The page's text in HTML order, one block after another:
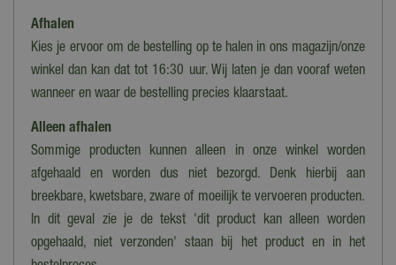
Afhalen
Kies je ervoor om de bestelling op te halen in ons magazijn/onze
winkel dan kan dat tot 16:30 uur. Wij laten je dan vooraf weten
wanneer en waar de bestelling precies klaarstaat.
Alleen afhalen
Sommige producten kunnen alleen in onze winkel worden
afgehaald en worden dus niet bezorgd. Denk hierbij aan
breekbare, kwetsbare, zware of moeilijk te vervoeren producten.
In dit geval zie je de tekst 'dit product kan alleen worden
opgehaald, niet verzonden' staan bij het product en in het